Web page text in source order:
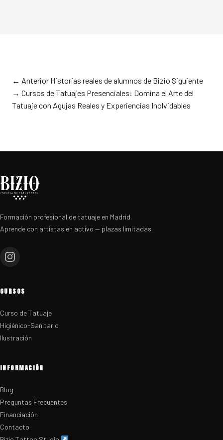
← Anterior Historias reales de alumnos de Bizio Siguiente
→ Cursos de Tatuajes Presenciales: Domina el Arte del
Tatuaje con Agujas Reales y Experiencias Inolvidables
Formación profesional de tatuaje en Madrid.
Aprende con artistas en activo — plazas limitadas.
CURSOS
Curso de Tatuaje
Higiénico-Sanitario
Ilustración
INFORMACIÓN
Blog
Preguntas Frecuentes
Financiación
Contacto